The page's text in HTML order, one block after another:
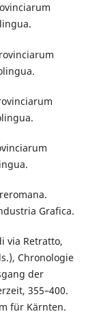
Grafica.
via Retratto,
Chronologie
der
355–400.
für Kärnten.